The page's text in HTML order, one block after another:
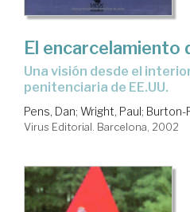
El encarcelamiento
Una visión desde el interior de la industria
penitenciaria de EE.UU.
Pens, Dan; Wright, Paul; Burton-
Virus Editorial. Barcelona, 2002